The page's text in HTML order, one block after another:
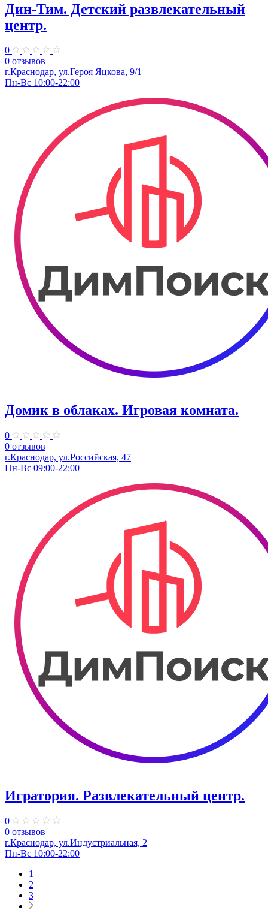
Дин-Тим. Детский развлекательный
центр.
0
0 отзывов
г.Краснодар, ул.Героя Яцкова, 9/1
Пн-Вс 10:00-22:00
Домик в облаках. ​Игровая комната.
0
0 отзывов
г.Краснодар, ул.​Российская, 47
Пн-Вс 09:00-22:00
Игратория. Развлекательный центр.
0
0 отзывов
г.Краснодар, ул.Индустриальная, 2
Пн-Вс 10:00-22:00
1
2
3